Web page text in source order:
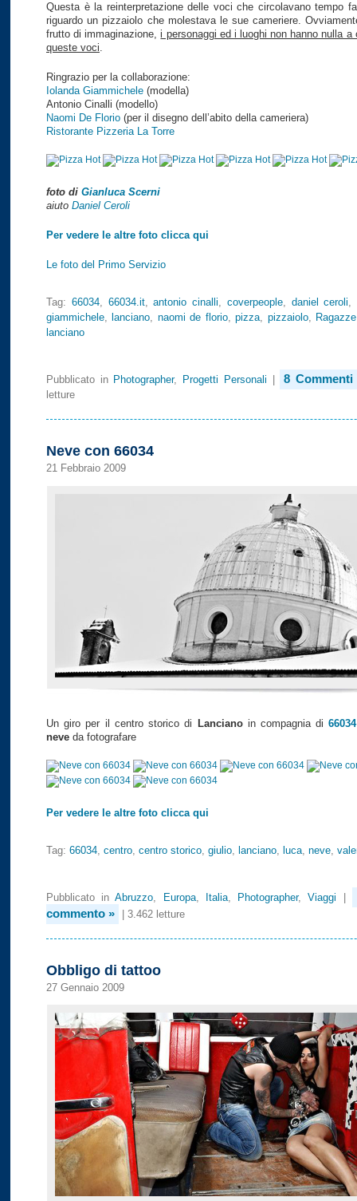
Questa è la reinterpretazione delle voci che circolavano tempo
riguardo un pizzaiolo che molestava le sue cameriere.
frutto di immaginazione,i personaggi ed i luoghi non hanno nulla a
queste voci.
Ringrazio per la collaborazione:
Iolanda Giammichele (modella)
Antonio Cinalli (modello)
Naomi De Florio (per il disegno dell’abito della cameriera)
Ristorante Pizzeria La Torre
foto di Gianluca Scerni
aiuto Daniel Ceroli
Per vedere le altre foto clicca qui
Le foto del Primo Servizio
Tag: 66034, 66034.it,antonio cinalli, coverpeople, daniel ceroli,
giammichele, lanciano, naomi de florio,pizza, pizzaiolo, Ragazze
lanciano
Pubblicato in Photographer, Progetti Personali 8 Commenti
letture
Neve con 66034
21 Febbraio 2009
Un giro per il centro storico di Lanciano in compagnia di66034
neve da fotografare
Per vedere le altre foto clicca qui
Tag: 66034 centro centro storico giulio lanciano luca neve
Pubblicato inAbruzzo Europa, Italia, Photographer,Viaggi
commento »
| 3.462 letture
Obbligo di tattoo
27 Gennaio 2009